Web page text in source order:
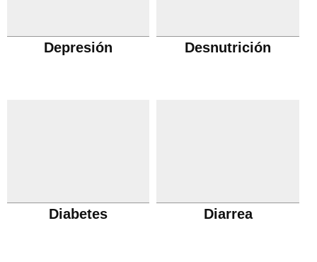
Depresión Desnutrición
Diabetes Diarrea